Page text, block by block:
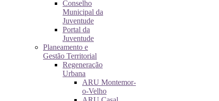
Conselho
Municipal da
Juventude
Portal da
Juventude
Planeamento e
Gestão Territorial
Regeneração
Urbana
ARU Montemor-
o-Velho